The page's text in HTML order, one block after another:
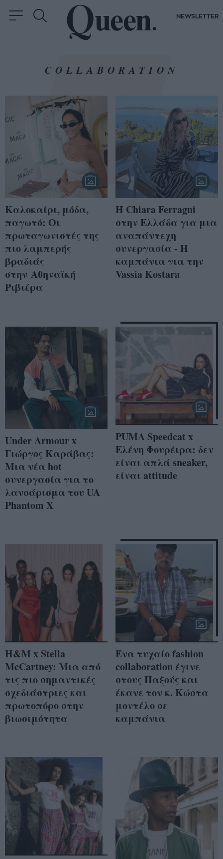
NEWSLETTER
COLLABORATION
Καλοκαίρι, μόδα,
παγωτό: Oι
πρωταγωνιστές της
πιο λαμπερής
βραδιάς
στην Αθηναϊκή
Ριβιέρα
H Chiara Ferragni
στην Ελλάδα για μια
αναπάντεχη
συνεργασία - Η
καμπάνια για την
Vassia Kostara
Under Armour x
Γιώργος Καράβας:
Μια νέα hot
συνεργασία για το
λανσάρισμα του UA
Phantom X
PUMA Speedcat x
Ελένη Φουρέιρα: δεν
είναι απλά sneaker,
είναι attitude
H&M x Stella
McCartney: Μια από
τις πιο σημαντικές
σχεδιάστριες και
πρωτοπόρο στην
βιωσιμότητα
Ένα τυχαίο fashion
collaboration έγινε
στους Παξούς και
έκανε τον κ. Κώστα
μοντέλο σε
καμπάνια